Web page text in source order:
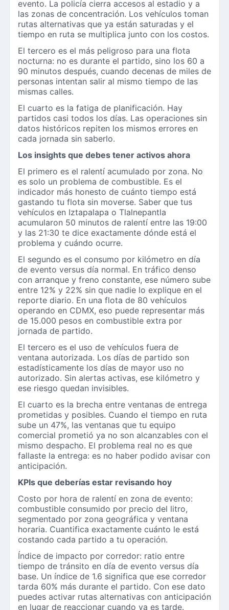
evento. La policía cierra accesos al estadio y a
las zonas de concentración. Los vehículos toman
rutas alternativas que ya están saturadas y el
tiempo en ruta se multiplica junto con los costos.
El tercero es el más peligroso para una flota
nocturna: no es durante el partido, sino los 60 a
90 minutos después, cuando decenas de miles de
personas intentan salir al mismo tiempo de las
mismas calles.
El cuarto es la fatiga de planificación. Hay
partidos casi todos los días. Las operaciones sin
datos históricos repiten los mismos errores en
cada jornada sin saberlo.
Los insights que debes tener activos ahora
El primero es el ralentí acumulado por zona. No
es solo un problema de combustible. Es el
indicador más honesto de cuánto tiempo está
gastando tu flota sin moverse. Saber que tus
vehículos en Iztapalapa o Tlalnepantla
acumularon 50 minutos de ralentí entre las 19:00
y las 21:30 te dice exactamente dónde está el
problema y cuándo ocurre.
El segundo es el consumo por kilómetro en día
de evento versus día normal. En tráfico denso
con arranque y freno constante, ese número sube
entre 12% y 22% sin que nadie lo explique en el
reporte diario. En una flota de 80 vehículos
operando en CDMX, eso puede representar más
de 15.000 pesos en combustible extra por
jornada de partido.
El tercero es el uso de vehículos fuera de
ventana autorizada. Los días de partido son
estadísticamente los días de mayor uso no
autorizado. Sin alertas activas, ese kilómetro y
ese riesgo quedan invisibles.
El cuarto es la brecha entre ventanas de entrega
prometidas y posibles. Cuando el tiempo en ruta
sube un 47%, las ventanas que tu equipo
comercial prometió ya no son alcanzables con el
mismo despacho. El problema real no es que
fallaste la entrega: es no haber podido avisar con
anticipación.
KPIs que deberías estar revisando hoy
Costo por hora de ralentí en zona de evento:
combustible consumido por precio del litro,
segmentado por zona geográfica y ventana
horaria. Cuantifica exactamente cuánto le está
costando cada partido a tu operación.
Índice de impacto por corredor: ratio entre
tiempo de tránsito en día de evento versus día
base. Un índice de 1.6 significa que ese corredor
tarda 60% más durante el partido. Con ese dato
puedes activar rutas alternativas con anticipación
en lugar de reaccionar cuando ya es tarde.